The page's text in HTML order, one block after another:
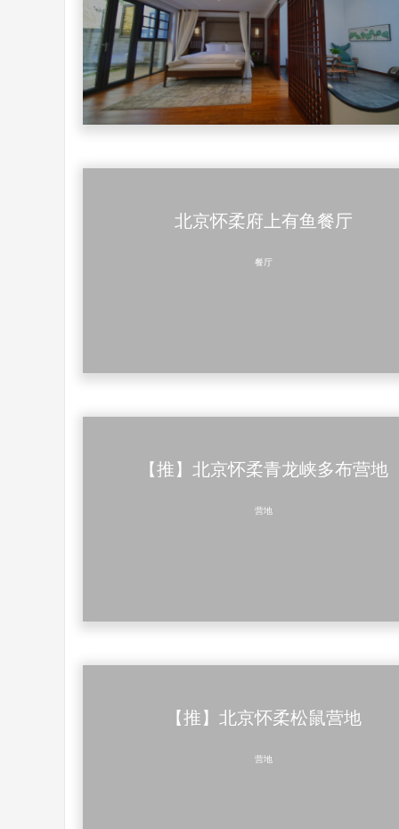
北京怀柔府上有鱼餐厅
餐厅
【推】北京怀柔青龙峡多布营地
营地
【推】北京怀柔松鼠营地
营地